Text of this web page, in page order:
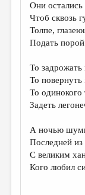
ОБЪЯВЛЕНИЯ
КОЛОНКА РЕДАКТОРА
ОТ РЕДАКЦИИ
МАЛАЯ ПРОЗА
Они остались
Чтоб сквозь
Толпе,
Подать
То
То
То одинокого
Задеть
А ночью
Последней из
С великим
Кого любил